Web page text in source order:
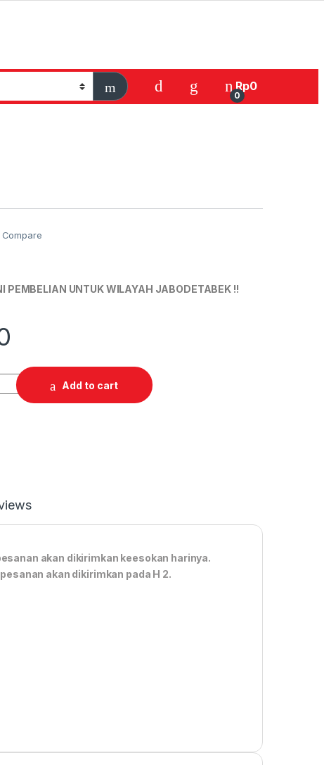
0
Rp0
Compare
PEMBELIAN UNTUK WILAYAH JABODETABEK !!
Add to cart
akan dikirimkan keesokan harinya.
akan dikirimkan pada H 2.